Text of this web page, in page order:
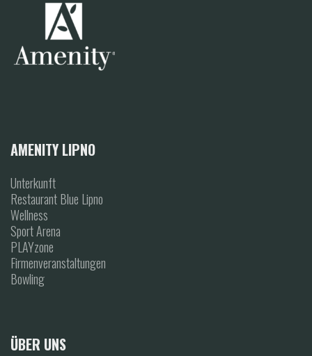
AMENITY LIPNO
Unterkunft
Restaurant Blue Lipno
Wellness
Sport Arena
PLAYzone
Firmenveranstaltungen
Bowling
ÜBER UNS